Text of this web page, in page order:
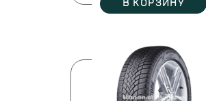
В КОРЗИНУ